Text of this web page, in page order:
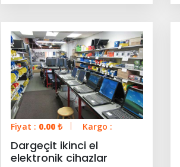
Fiyat : 0.00 ₺ Kargo :
Dargeçit ikinci el
elektronik cihazlar